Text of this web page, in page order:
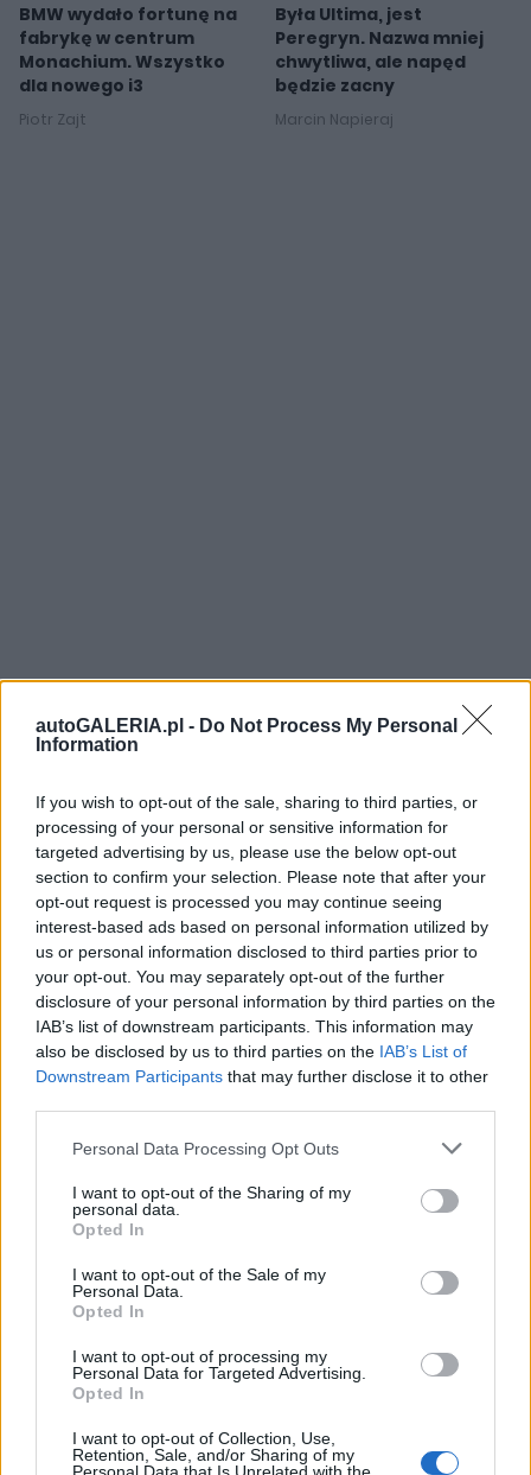
autoGALERIA.pl - Do Not Process My Personal
Information
If you wish to opt-out of the sale, sharing to third parties, or
processing of your personal or sensitive information for
targeted advertising by us, please use the below opt-out
section to confirm your selection. Please note that after your
opt-out request is processed you may continue seeing
interest-based ads based on personal information utilized by
us or personal information disclosed to third parties prior to
your opt-out. You may separately opt-out of the further
disclosure of your personal information by third parties on the
IAB’s list of downstream participants. This information may
also be disclosed by us to third parties on the IAB’s List of
Downstream Participants that may further disclose it to other
Please note that this website/app uses one or more Google
not limited to your visit or usage behaviour. You may click to
grant or deny consent to Google and its third-party tags to
use your data for below specified purposes in below Google
consent section.
Personal Data Processing Opt Outs
I want to opt-out of the Sharing of my
personal data.
Opted In
I want to opt-out of the Sale of my
Personal Data.
Opted In
I want to opt-out of processing my
Personal Data for Targeted Advertising.
Opted In
I want to opt-out of Collection, Use,
Retention, Sale, and/or Sharing of my
BMW wydało fortunę na
fabrykę w centrum
Monachium. Wszystko
dla nowego i3
Piotr Zajt
Była Ultima, jest
Peregryn. Nazwa mniej
chwytliwa, ale napęd
będzie zacny
Marcin Napieraj